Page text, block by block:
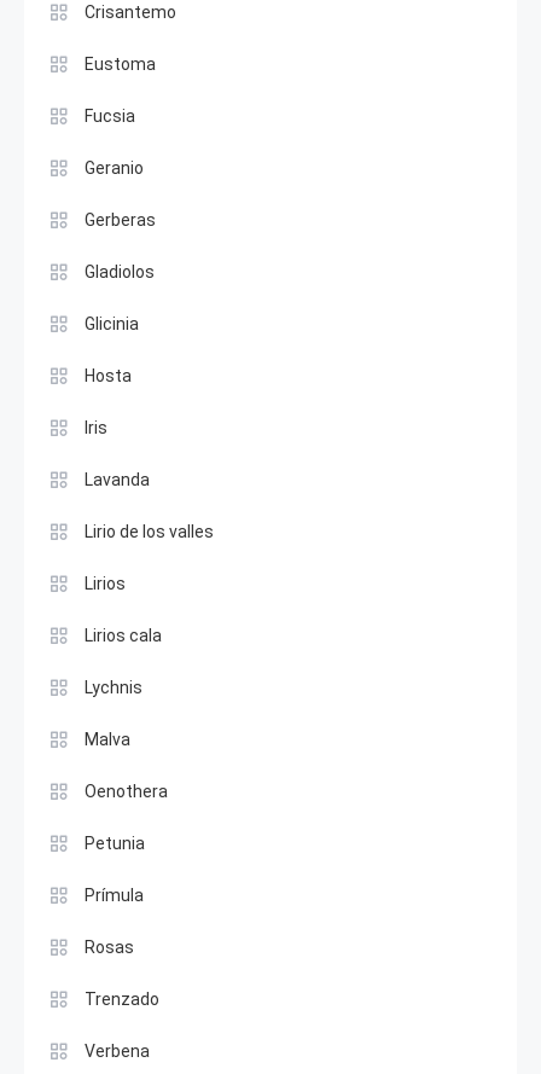
Crisantemo
Eustoma
Fucsia
Geranio
Gerberas
Gladiolos
Glicinia
Hosta
Iris
Lavanda
Lirio de los valles
Lirios
Lirios cala
Lychnis
Malva
Oenothera
Petunia
Prímula
Rosas
Trenzado
Verbena